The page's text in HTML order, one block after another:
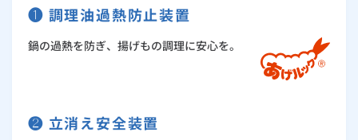
❶ 調理油過熱防止装置
鍋の過熱を防ぎ、揚げもの調理に安心を。
❷ 立消え安全装置